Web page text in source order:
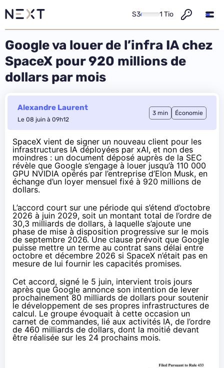
S3 1 Tio
Google va louer de l’infra IA chez
SpaceX pour 920 millions de
dollars par mois
Alexandre Laurent
Le 08 juin à 09h12
3 min Économie
SpaceX vient de signer un nouveau client pour les
infrastructures IA déployées par xAI, et non des
moindres : un document déposé auprès de la SEC
révèle que Google s’engage à louer jusqu’à 110 000
GPU NVIDIA opérés par l’entreprise d’Elon Musk, en
échange d’un loyer mensuel fixé à 920 millions de
dollars.
L’accord court sur une période qui s’étend d’octobre
2026 à juin 2029, soit un montant total de l’ordre de
30,3 milliards de dollars, à laquelle s’ajoute une
phase de mise à disposition progressive sur le mois
de septembre 2026. Une clause prévoit que Google
puisse mettre un terme au contrat sans délai entre
octobre et décembre 2026 si SpaceX n’était pas en
mesure de lui fournir les capacités promises.
Cet accord, signé le 5 juin, intervient trois jours
après que Google annonce son intention de lever
prochainement 80 milliards de dollars pour soutenir
le développement de ses propres infrastructures de
calcul. Le groupe évoquait à cette occasion un
carnet de commandes, lié aux activités IA, de l’ordre
de 460 milliards de dollars, dont la moitié devant
être réalisée sur les 24 prochains mois.